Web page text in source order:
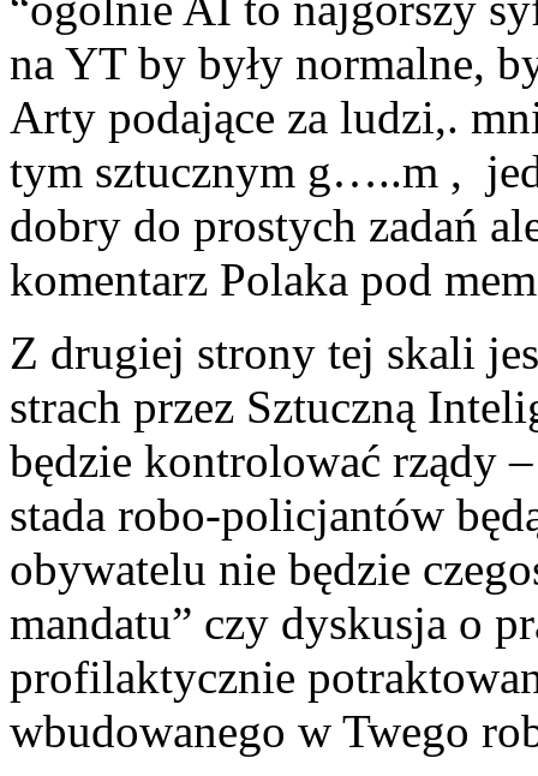
na YT by były normalne,
Arty podające za ludzi,.
tym sztucznym g…..m ,
dobry do prostych zadań
komentarz Polaka pod
Z drugiej strony tej skali
strach przez Sztuczną
będzie kontrolować rządy
stada robo-policjantów
obywatelu nie będzie
mandatu” czy dyskusja o
profilaktycznie
wbudowanego w Twego